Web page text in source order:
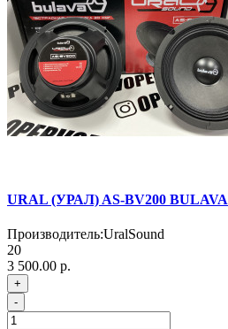
URAL (УРАЛ) AS-BV200 BULAVA
Производитель:UralSound
20
3 500.00 р.
+
-